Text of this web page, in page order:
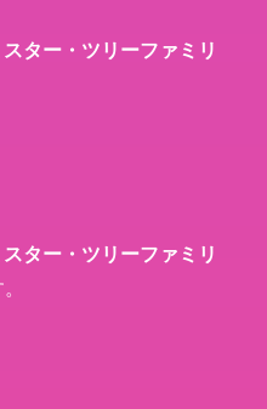
ター・ツリーファミリ
ター・ツリーファミリ